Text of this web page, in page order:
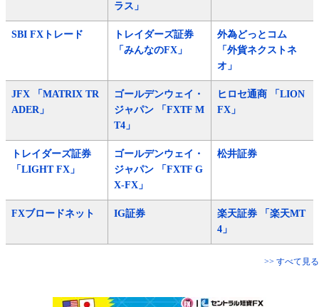
ラス」
SBI FXトレード
トレイダーズ証券
「みんなのFX」
外為どっとコム
「外貨ネクストネ
オ」
JFX 「MATRIX TR
ADER」
ゴールデンウェイ・
ジャパン 「FXTF M
T4」
ヒロセ通商 「LION
FX」
トレイダーズ証券
「LIGHT FX」
ゴールデンウェイ・
ジャパン 「FXTF G
X-FX」
松井証券
FXブロードネット IG証券
楽天証券 「楽天MT
4」
>> すべて見る